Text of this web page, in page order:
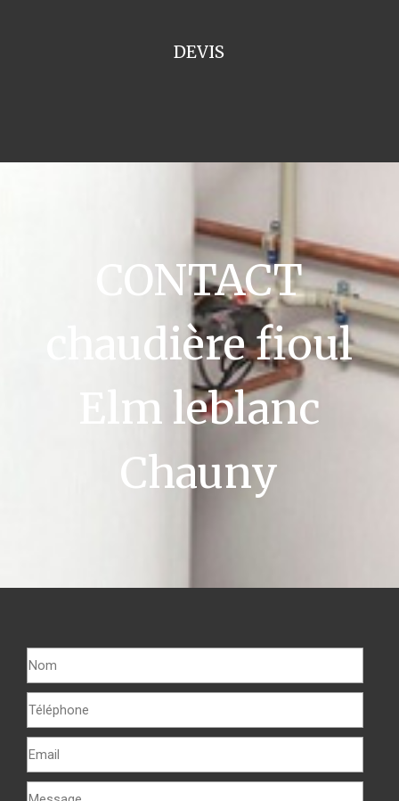
DEVIS
CONTACT
chaudière fioul
Elm leblanc
Chauny